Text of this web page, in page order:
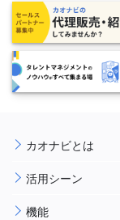
カオナビとは
活用シーン
機能